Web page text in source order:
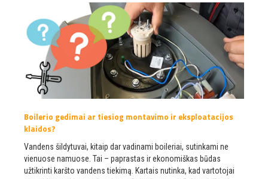
Boilerio gedimai ar tiesiog montavimo ir eksploatacijos
klaidos?
Vandens šildytuvai, kitaip dar vadinami boileriai, sutinkami ne
vienuose namuose. Tai – paprastas ir ekonomiškas būdas
užtikrinti karšto vandens tiekimą. Kartais nutinka, kad vartotojai